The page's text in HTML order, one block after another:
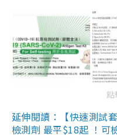
延伸閱讀：【快速測試
檢測劑 最平$18起 ！